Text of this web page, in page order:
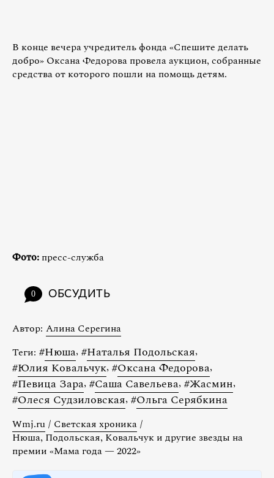
В конце вечера учредитель фонда «Спешите делать
добро» Оксана Федорова провела аукцион, собранные
средства от которого пошли на помощь детям.
Фото: пресс-служба
0 ОБСУДИТЬ
Автор: Алина Серегина
Теги: #Нюша, #Наталья Подольская,
#Юлия Ковальчук, #Оксана Федорова,
#Певица Зара, #Саша Савельева, #Жасмин,
#Олеся Судзиловская, #Ольга Серябкина
Wmj.ru / Светская хроника /
Нюша, Подольская, Ковальчук и другие звезды на
премии «Мама года — 2022»